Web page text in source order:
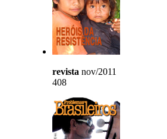
revista nov/2011
408